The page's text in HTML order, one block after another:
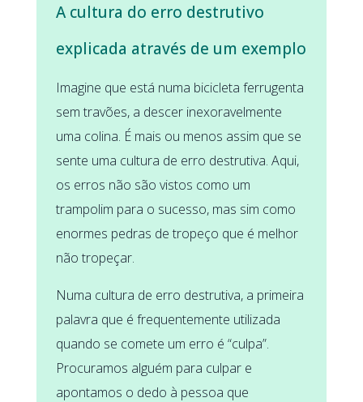
A cultura do erro destrutivo
explicada através de um exemplo
Imagine que está numa bicicleta ferrugenta
sem travões, a descer inexoravelmente
uma colina. É mais ou menos assim que se
sente uma cultura de erro destrutiva. Aqui,
os erros não são vistos como um
trampolim para o sucesso, mas sim como
enormes pedras de tropeço que é melhor
não tropeçar.
Numa cultura de erro destrutiva, a primeira
palavra que é frequentemente utilizada
quando se comete um erro é “culpa”.
Procuramos alguém para culpar e
apontamos o dedo à pessoa que